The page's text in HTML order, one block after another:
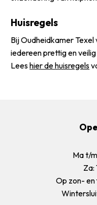
Huisregels
Bij Oudheidkamer
iedereen prettig en
Leeshier de huisregels
Ma t/
Za:
Op zon-